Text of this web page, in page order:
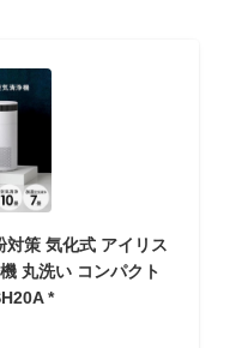
対策 気化式 アイリス
丸洗い コンパクト
*